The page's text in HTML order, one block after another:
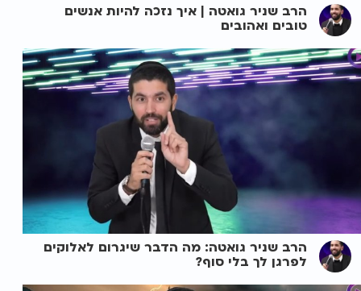
הרב שניר גואטה | איך נזכה להיות אנשים
טובים ואהובים
הרב שניר גואטה: מה הדבר שיגרום לאלוקים
לפרגן לך בלי סוף?